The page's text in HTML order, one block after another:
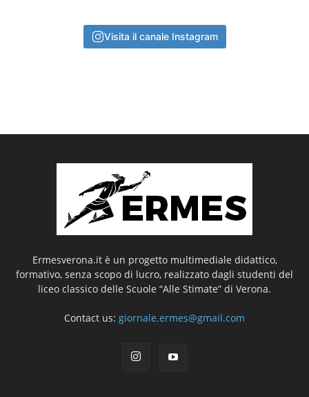
Visita il canale Instagram
Ermesverona.it è un progetto multimediale didattico,
formativo, senza scopo di lucro, realizzato dagli studenti del
liceo classico delle Scuole “Alle Stimate” di Verona.
Contact us: giornale.ermes@gmail.com